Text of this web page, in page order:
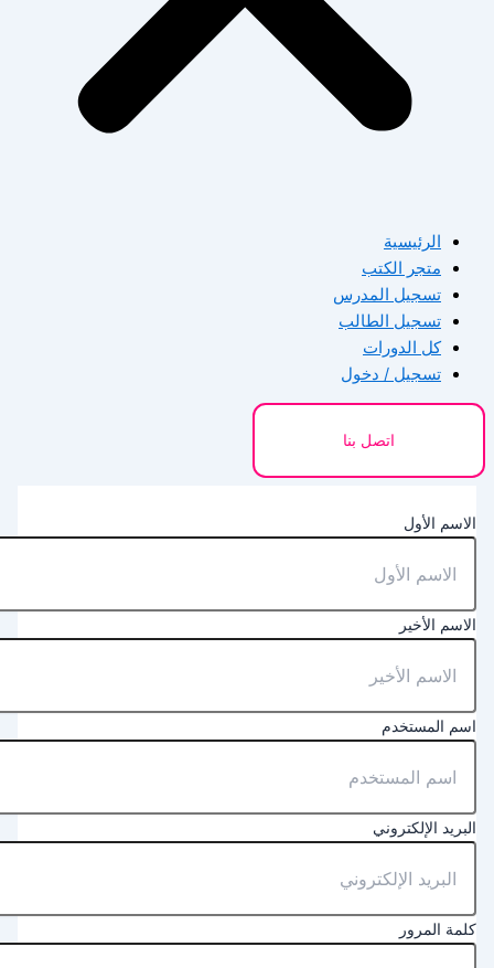
الرئيسية
متجر الكتب
تسجيل المدرس
تسجيل الطالب
كل الدورات
تسجيل / دخول
اتصل بنا
الأول
الأخير
المستخدم
الإلكتروني
المرور